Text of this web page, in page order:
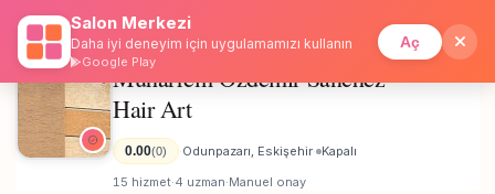
İstanbul Giriş Üye Ol
Anasayfa / Eskişehir / Muharrem Özdemir Sanchez Hair Art
Muharrem Özdemir Sanchez
Hair Art
0.00(0) ·Odunpazarı, Eskişehir· Kapalı
15 hizmet·4 uzman·Manuel onay
Salon Merkezi
Daha iyi deneyim için uygulamamızı kullanın
Google Play
Aç